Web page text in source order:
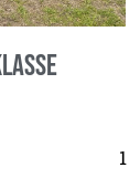
1